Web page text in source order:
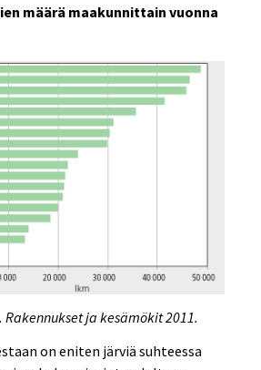
määrä maakunnittain vuonna
Rakennukset ja kesämökit 2011.
on eniten järviä suhteessa